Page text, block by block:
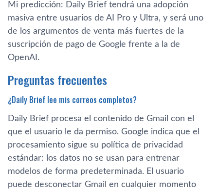
Mi predicción: Daily Brief tendrá una adopción
masiva entre usuarios de AI Pro y Ultra, y será uno
de los argumentos de venta más fuertes de la
suscripción de pago de Google frente a la de
OpenAI.
Preguntas frecuentes
¿Daily Brief lee mis correos completos?
Daily Brief procesa el contenido de Gmail con el
que el usuario le da permiso. Google indica que el
procesamiento sigue su política de privacidad
estándar: los datos no se usan para entrenar
modelos de forma predeterminada. El usuario
puede desconectar Gmail en cualquier momento